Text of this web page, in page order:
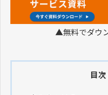
▲無料でダウ
目次